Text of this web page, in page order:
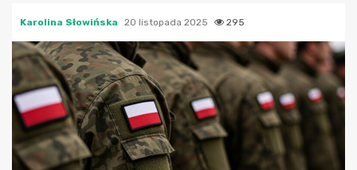
Karolina Słowińska 20 listopada 2025 295